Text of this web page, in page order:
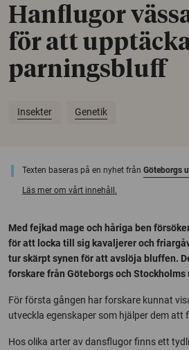
Hanflugor
för att
parningsbluff
Insekter Genetik
Texten baseras på en nyhet från Göteborgs
Läs mer om vårt innehåll.
Med fejkad mage och håriga ben
för att locka till sig kavaljerer och
tur skärpt synen för att avslöja bluffen.
forskare från Göteborgs och
För första gången har forskare kunnat
utveckla egenskaper som hjälper dem att
Hos olika arter av dansflugor finns ett